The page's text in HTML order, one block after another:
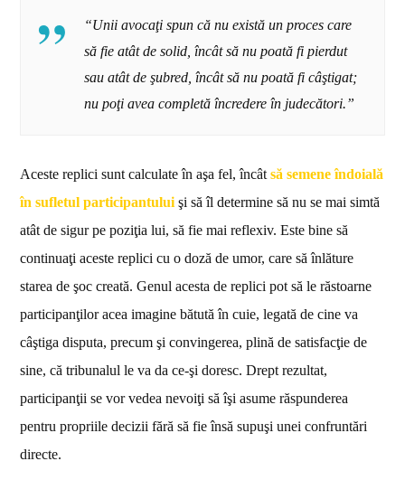
“Unii avocaţi spun că nu există un proces care
să fie atât de solid, încât să nu poată fi pierdut
sau atât de şubred, încât să nu poată fi câştigat;
nu poţi avea completă încredere în judecători.”
Aceste replici sunt calculate în aşa fel, încâtsă semene îndoială
în sufletul participantului şi să îl determine să nu se mai simtă
atât de sigur pe poziţia lui, să fie mai reflexiv. Este bine să
continuaţi aceste replici cu o doză de umor, care să înlăture
starea de şoc creată. Genul acesta de replici pot să le răstoarne
participanţilor acea imagine bătută în cuie, legată de cine va
câştiga disputa, precum şi convingerea, plină de satisfacţie de
sine, că tribunalul le va da ce-şi doresc. Drept rezultat,
participanţii se vor vedea nevoiţi să îşi asume răspunderea
pentru propriile decizii fără să fie însă supuşi unei confruntări
directe.